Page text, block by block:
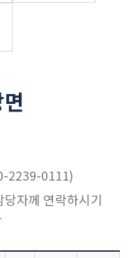
2239-0111)
자께 연락하시기